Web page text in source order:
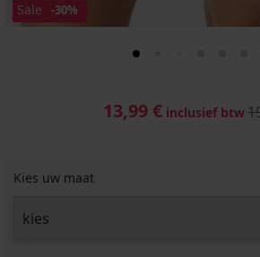
Sale -30%
13,99 € inclusief btw
Kies uw maat